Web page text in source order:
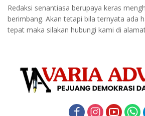
Redaksi senantiasa berupaya keras
berimbang. Akan tetapi bila ternyata ada
tepat maka silakan hubungi kami di